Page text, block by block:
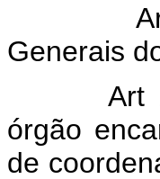
Art 18.
Generais
Art 19.
órgão
de